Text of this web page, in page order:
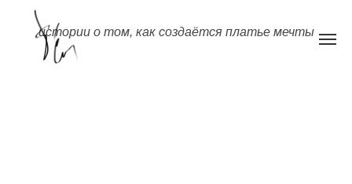
истории о том, как создаётся платье мечты